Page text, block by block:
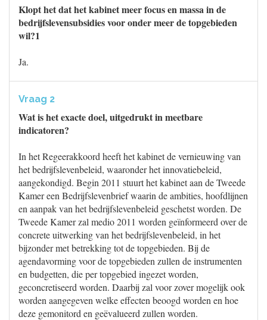
Klopt het dat het kabinet meer focus en massa in de
bedrijfslevensubsidies voor onder meer de topgebieden
wil?1
Ja.
Vraag 2
Wat is het exacte doel, uitgedrukt in meetbare
indicatoren?
In het Regeerakkoord heeft het kabinet de vernieuwing van
het bedrijfslevenbeleid, waaronder het innovatiebeleid,
aangekondigd. Begin 2011 stuurt het kabinet aan de Tweede
Kamer een Bedrijfslevenbrief waarin de ambities, hoofdlijnen
en aanpak van het bedrijfslevenbeleid geschetst worden. De
Tweede Kamer zal medio 2011 worden geïnformeerd over de
concrete uitwerking van het bedrijfslevenbeleid, in het
bijzonder met betrekking tot de topgebieden. Bij de
agendavorming voor de topgebieden zullen de instrumenten
en budgetten, die per topgebied ingezet worden,
geconcretiseerd worden. Daarbij zal voor zover mogelijk ook
worden aangegeven welke effecten beoogd worden en hoe
deze gemonitord en geëvalueerd zullen worden.